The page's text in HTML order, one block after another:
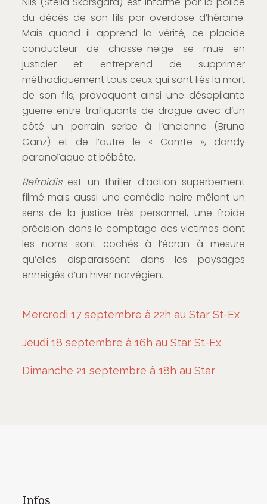
du décès de son fils par overdose d’héroïne.
Mais quand il apprend la vérité, ce placide
conducteur de chasse-neige se mue en
justicier et entreprend de supprimer
méthodiquement tous ceux qui sont liés la mort
de son fils, provoquant ainsi une désopilante
guerre entre trafiquants de drogue avec d’un
côté un parrain serbe à l’ancienne (Bruno
Ganz) et de l’autre le « Comte », dandy
paranoïaque et bébête.
Refroidisest un thriller d’action superbement
filmé mais aussi une comédie noire mêlant un
sens de la justice très personnel, une froide
précision dans le comptage des victimes dont
les noms sont cochés à l’écran à mesure
qu’elles disparaissent dans les paysages
enneigés d’un hiver norvégien.
Mercredi 17 septembre à 22h au Star St-Ex
Jeudi 18 septembre à 16h au Star St-Ex
Dimanche 21 septembre à 18h au Star
Infos